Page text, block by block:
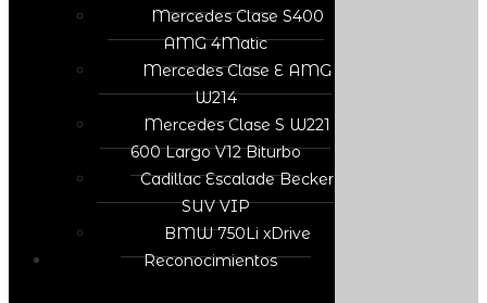
Mercedes Clase S400
AMG 4Matic
Mercedes Clase E AMG
W214
Mercedes Clase S W221
600 Largo V12 Biturbo
Cadillac Escalade Becker
SUV VIP
BMW 750Li xDrive
Reconocimientos